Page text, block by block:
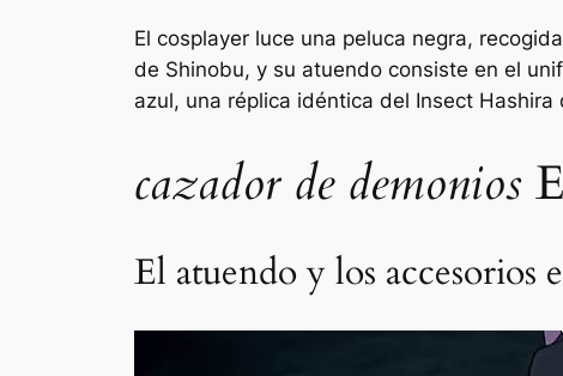
El cosplayer luce una peluca negra,
de Shinobu, y su atuendo consiste en el
azul, una réplica idéntica del Insect Hashira
cazador de demonios
El atuendo y los accesorios